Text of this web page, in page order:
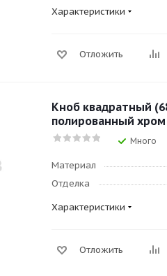
Характеристики
Отложить
Кноб квадратный
полированный хром
Много
Материал
Отделка
Характеристики
Отложить